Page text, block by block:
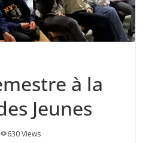
à la
Jeunes
630 Views